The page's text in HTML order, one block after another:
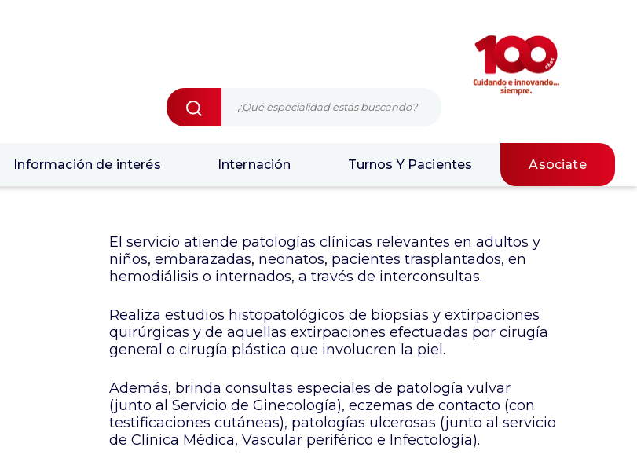
Información de interés Internación Turnos Y Pacientes Asociate
El servicio atiende patologías clínicas relevantes en adultos y
niños, embarazadas, neonatos, pacientes trasplantados, en
hemodiálisis o internados, a través de interconsultas.
Realiza estudios histopatológicos de biopsias y extirpaciones
quirúrgicas y de aquellas extirpaciones efectuadas por cirugía
general o cirugía plástica que involucren la piel.
Además, brinda consultas especiales de patología vulvar
(junto al Servicio de Ginecología), eczemas de contacto (con
testificaciones cutáneas), patologías ulcerosas (junto al servicio
de Clínica Médica, Vascular periférico e Infectología).